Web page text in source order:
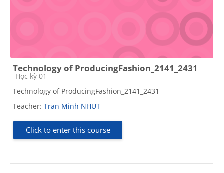
Technology of ProducingFashion_2141_2431
Course category
Học kỳ 01
Technology of ProducingFashion_2141_2431
Teacher: Tran Minh NHUT
Click to enter this course